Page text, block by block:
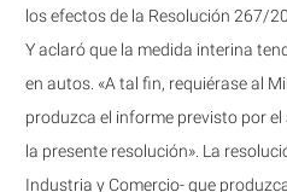
los efectos de la Resolución 267/
Y aclaró que la medida interina
en autos. «A tal fin, requiérase al
produzca el informe previsto por
la presente resolución». La
Industria y Comercio- que